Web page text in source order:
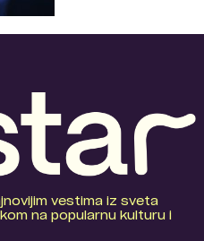
vestima iz sveta
na popularnu kulturu i